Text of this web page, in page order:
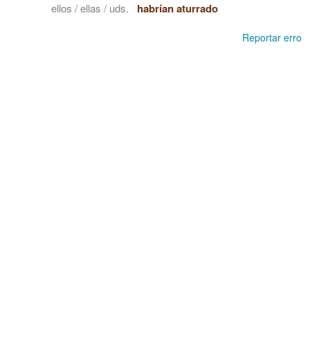
ellos / ellas / uds. habrían aturrado
Reportar erro